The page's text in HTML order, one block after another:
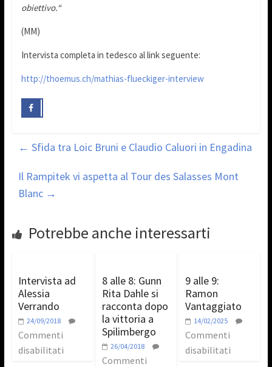
obiettivo.“
(MM)
Intervista completa in tedesco al link seguente:
http://thoemus.ch/mathias-flueckiger-interview
← Sfida tra Loic Bruni e Claudio Caluori in Engadina
Il Rampitek vi aspetta al Tour des Salasses Mont
Blanc →
Potrebbe anche interessarti
Intervista ad
Alessia
Verrando
24/09/2018
Commenti
disabilitati
8 alle 8: Gunn
Rita Dahle si
racconta dopo
la vittoria a
Spilimbergo
26/04/2018
Commenti
9 alle 9:
Ramon
Vantaggiato
14/02/2025
Commenti
disabilitati